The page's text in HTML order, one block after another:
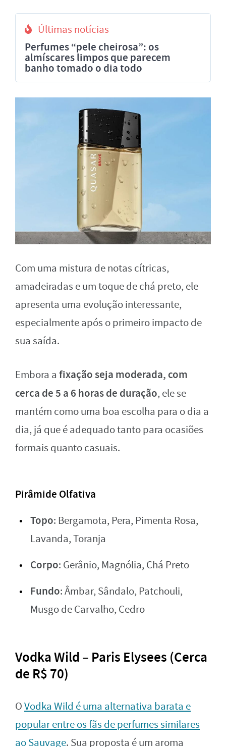
Últimas notícias
Perfumes “pele cheirosa”: os
almíscares limpos que parecem
banho tomado o dia todo
Com uma mistura de notas cítricas,
amadeiradas e um toque de chá preto, ele
apresenta uma evolução interessante,
especialmente após o primeiro impacto de
sua saída.
Embora a fixação seja moderada, com
cerca de 5 a 6 horas de duração, ele se
mantém como uma boa escolha para o dia a
dia, já que é adequado tanto para ocasiões
formais quanto casuais.
Pirâmide Olfativa
Topo: Bergamota, Pera, Pimenta Rosa,
Lavanda, Toranja
Corpo: Gerânio, Magnólia, Chá Preto
Fundo: Âmbar, Sândalo, Patchouli,
Musgo de Carvalho, Cedro
Vodka Wild – Paris Elysees (Cerca
de R$ 70)
OVodka Wild é uma alternativa barata e
popular entre os fãs de perfumes similares
ao Sauvage. Sua proposta é um aroma